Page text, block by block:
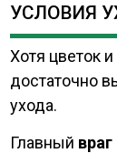
УСЛОВИЯ
Хотя цветок
достаточно
ухода.
Главный